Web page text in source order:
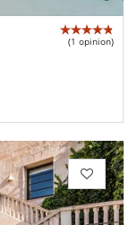
(1 opinion)